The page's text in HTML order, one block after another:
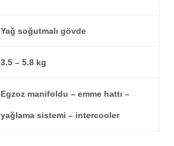
Yağ soğutmalı gövde
3.5 – 5.8 kg
Egzoz manifoldu – emme hattı –
yağlama sistemi – intercooler